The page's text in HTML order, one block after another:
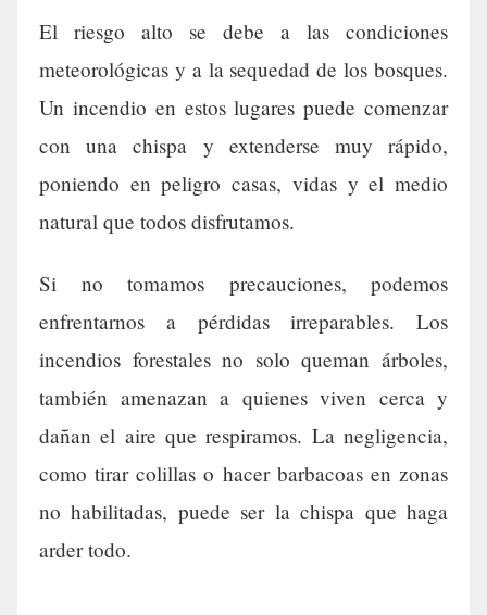
El riesgo alto se debe a las condiciones
meteorológicas y a la sequedad de los bosques.
Un incendio en estos lugares puede comenzar
con una chispa y extenderse muy rápido,
poniendo en peligro casas, vidas y el medio
natural que todos disfrutamos.
Si no tomamos precauciones, podemos
enfrentarnos a pérdidas irreparables. Los
incendios forestales no solo queman árboles,
también amenazan a quienes viven cerca y
dañan el aire que respiramos. La negligencia,
como tirar colillas o hacer barbacoas en zonas
no habilitadas, puede ser la chispa que haga
arder todo.